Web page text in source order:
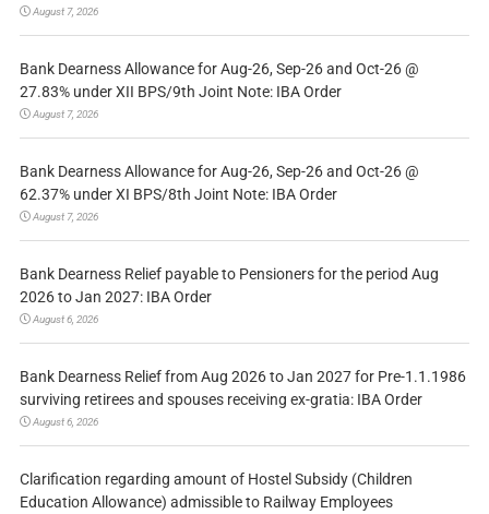
August 7, 2026
Bank Dearness Allowance for Aug-26, Sep-26 and Oct-26 @
27.83% under XII BPS/9th Joint Note: IBA Order
August 7, 2026
Bank Dearness Allowance for Aug-26, Sep-26 and Oct-26 @
62.37% under XI BPS/8th Joint Note: IBA Order
August 7, 2026
Bank Dearness Relief payable to Pensioners for the period Aug
2026 to Jan 2027: IBA Order
August 6, 2026
Bank Dearness Relief from Aug 2026 to Jan 2027 for Pre-1.1.1986
surviving retirees and spouses receiving ex-gratia: IBA Order
August 6, 2026
Clarification regarding amount of Hostel Subsidy (Children
Education Allowance) admissible to Railway Employees